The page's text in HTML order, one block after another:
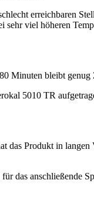
erreichbaren
viel höheren
Minuten bleibt genug
5010 TR
Produkt in langen
das anschließende